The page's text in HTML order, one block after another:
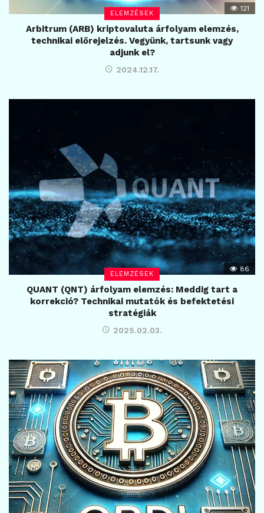
ELEMZÉSEK
121
Arbitrum (ARB) kriptovaluta árfolyam elemzés,
technikai előrejelzés. Vegyünk, tartsunk vagy
adjunk el?
2024.12.17.
ELEMZÉSEK
86
QUANT (QNT) árfolyam elemzés: Meddig tart a
korrekció? Technikai mutatók és befektetési
stratégiák
2025.02.03.